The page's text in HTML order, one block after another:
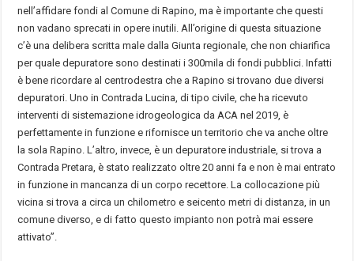
nell’affidare fondi al Comune di Rapino, ma è importante che questi
non vadano sprecati in opere inutili. All’origine di questa situazione
c’è una delibera scritta male dalla Giunta regionale, che non chiarifica
per quale depuratore sono destinati i 300mila di fondi pubblici. Infatti
è bene ricordare al centrodestra che a Rapino si trovano due diversi
depuratori. Uno in Contrada Lucina, di tipo civile, che ha ricevuto
interventi di sistemazione idrogeologica da ACA nel 2019, è
perfettamente in funzione e rifornisce un territorio che va anche oltre
la sola Rapino. L’altro, invece, è un depuratore industriale, si trova a
Contrada Pretara, è stato realizzato oltre 20 anni fa e non è mai entrato
in funzione in mancanza di un corpo recettore. La collocazione più
vicina si trova a circa un chilometro e seicento metri di distanza, in un
comune diverso, e di fatto questo impianto non potrà mai essere
attivato”.